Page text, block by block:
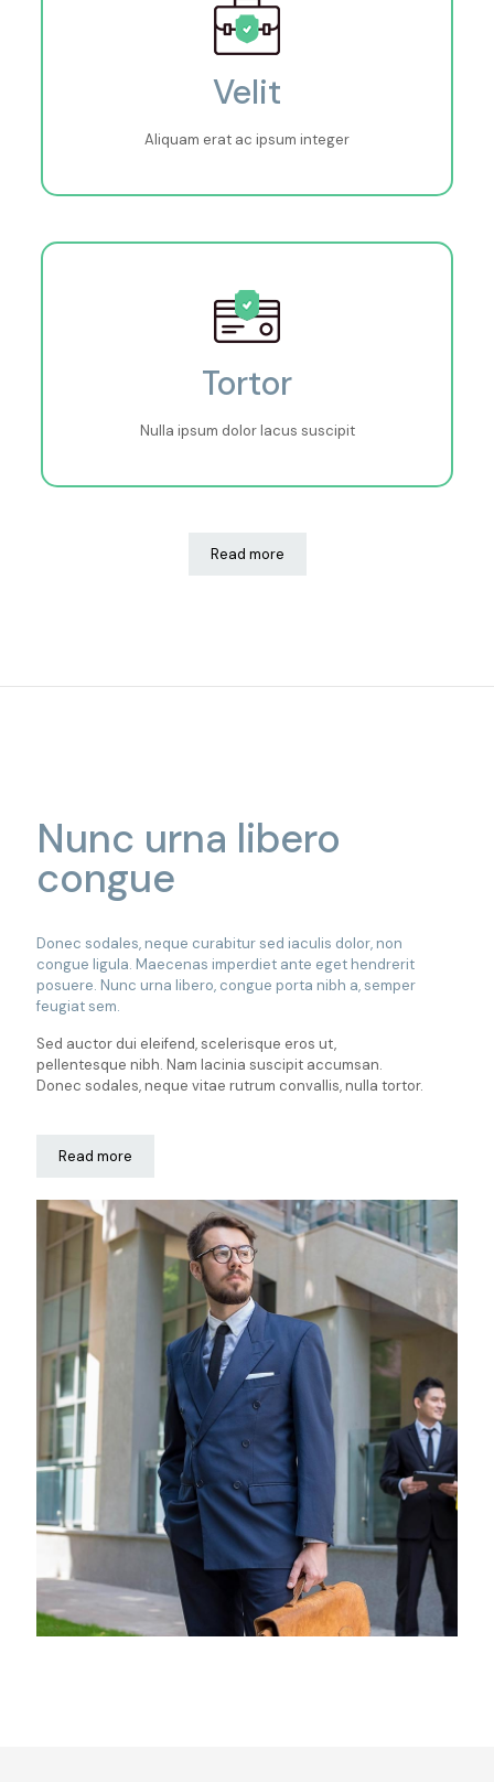
Velit
Aliquam erat ac ipsum integer
Tortor
Nulla ipsum dolor lacus suscipit
Read more
Nunc urna libero
congue
Donec sodales, neque curabitur sed iaculis dolor, non
congue ligula. Maecenas imperdiet ante eget hendrerit
posuere. Nunc urna libero, congue porta nibh a, semper
feugiat sem.
Sed auctor dui eleifend, scelerisque eros ut,
pellentesque nibh. Nam lacinia suscipit accumsan.
Donec sodales, neque vitae rutrum convallis, nulla tortor.
Read more